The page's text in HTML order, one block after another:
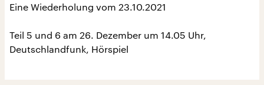
Eine Wiederholung vom 23.10.2021
Teil 5 und 6 am 26. Dezember um 14.05 Uhr,
Deutschlandfunk, Hörspiel